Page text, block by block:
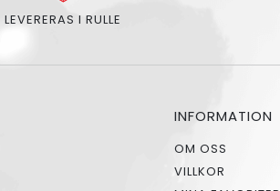
LEVERERAS I RULLE
INFORMATION
OM OSS
VILLKOR